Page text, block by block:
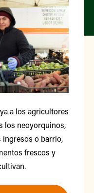
a los agricultores
los neoyorquinos,
ingresos o barrio,
frescos y